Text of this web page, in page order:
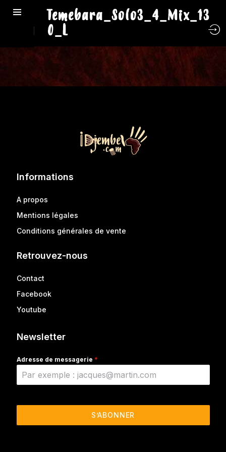
Temebara_Solo3_4_Mix_13
0_L
Informations
A propos
Mentions légales
Conditions générales de vente
Retrouvez-nous
Contact
Facebook
Youtube
Newsletter
Adresse de messagerie *
S’ABONNER